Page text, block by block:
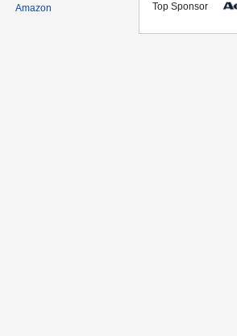
Amazon
Top Sponsor